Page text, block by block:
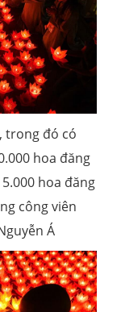
trong đó có
hoa đăng
hoa đăng
công viên
Á